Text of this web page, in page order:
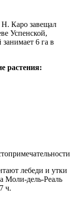
Каро завещал
Успенской,
6 га в
растения:
лебеди и утки
Моли-дель-Реаль
ч.